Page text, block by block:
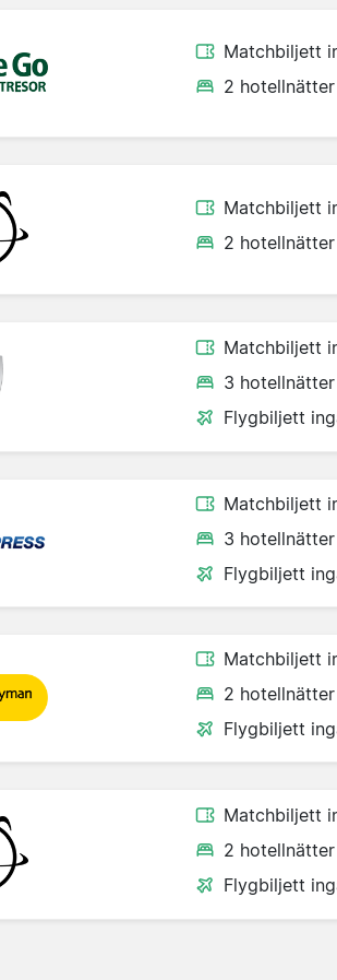
Matchbiljett
2
Matchbiljett
2
Matchbiljett
3
Flygbiljett
Matchbiljett
3
Flygbiljett
Matchbiljett
2
Flygbiljett
Matchbiljett
2
Flygbiljett